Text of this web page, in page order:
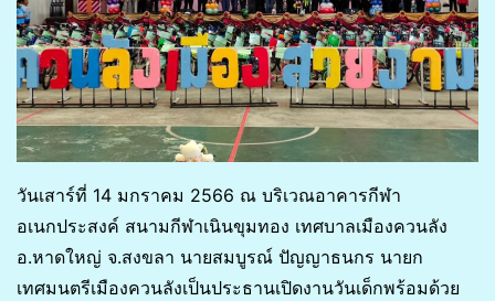
วันเสาร์ที่ 14 มกราคม 2566 ณ บริเวณอาคารกีฬา
อเนกประสงค์ สนามกีฬาเนินขุมทอง เทศบาลเมืองควนลัง
อ.หาดใหญ่ จ.สงขลา นายสมบูรณ์ ปัญญาธนกร นายก
เทศมนตรีเมืองควนลังเป็นประธานเปิดงานวันเด็กพร้อมด้วย